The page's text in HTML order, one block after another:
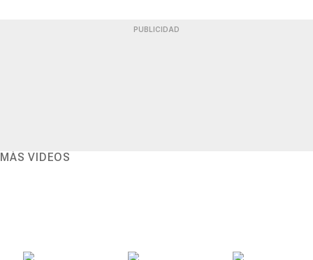
PUBLICIDAD
MÁS VIDEOS